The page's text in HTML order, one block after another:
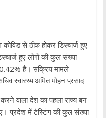
से ठीक होकर डिस्चार्ज हुए
हुए लोगों की कुल संख्या
है। सक्रिय मामले
स्वास्थ्य अमित मोहन प्रसाद
वाला देश का पहला राज्य बन
प्रदेश में टेस्टिंग की कुल संख्या